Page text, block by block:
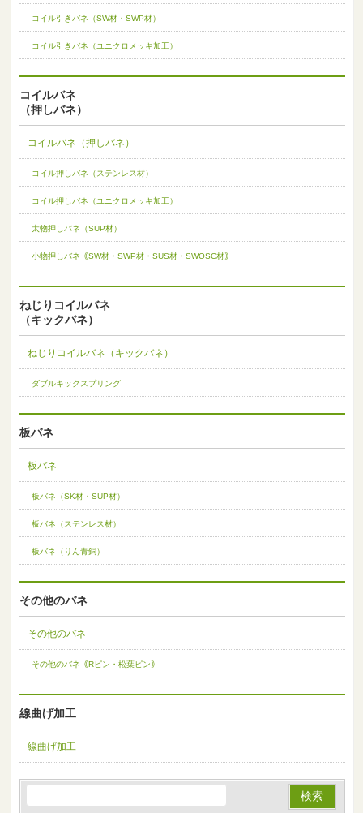
コイル引きバネ（SW材・SWP材）
コイル引きバネ（ユニクロメッキ加工）
コイルバネ
（押しバネ）
コイルバネ（押しバネ）
コイル押しバネ（ステンレス材）
コイル押しバネ（ユニクロメッキ加工）
太物押しバネ（SUP材）
小物押しバネ｟SW材・SWP材・SUS材・SWOSC材｠
ねじりコイルバネ
（キックバネ）
ねじりコイルバネ（キックバネ）
ダブルキックスプリング
板バネ
板バネ
板バネ（SK材・SUP材）
板バネ（ステンレス材）
板バネ（りん青銅）
その他のバネ
その他のバネ
その他のバネ｟Rピン・松葉ピン｠
線曲げ加工
線曲げ加工